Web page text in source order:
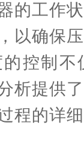
的工作
以确保
控制不
析提供
程的详